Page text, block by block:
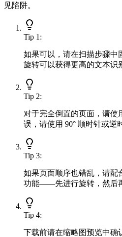
见陷阱。
Tip 1 :
如果可以，请在扫描步骤
旋转可以获得更高的文本识
Tip 2:
对于完全倒置的页面，请使
误，请使用 90° 顺时针或逆
Tip 3:
如果页面顺序也错乱，请配
功能——先进行旋转，然后
Tip 4:
下载前请在缩略图预览中